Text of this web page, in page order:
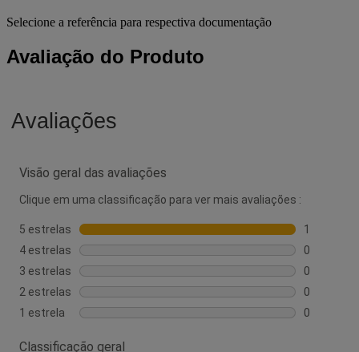
Selecione a referência para respectiva documentação
Avaliação do Produto